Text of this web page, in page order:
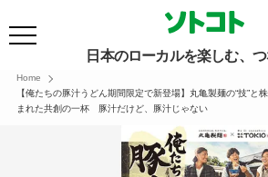
日本のローカルを楽しむ、つ
Home
【俺たちの豚汁うどん期間限定で新登場】丸亀製麺の“技”と
まれた共創の一杯 豚汁だけど、豚汁じゃない